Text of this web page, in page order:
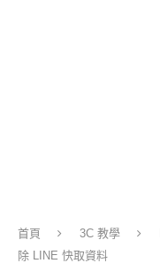
首頁 3C 教學
除 LINE 快取資料